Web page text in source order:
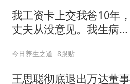
我工资卡上交我爸10年，
丈夫从没意见。我生病住
今日养生之道 8跟贴
王思聪彻底退出万达董事